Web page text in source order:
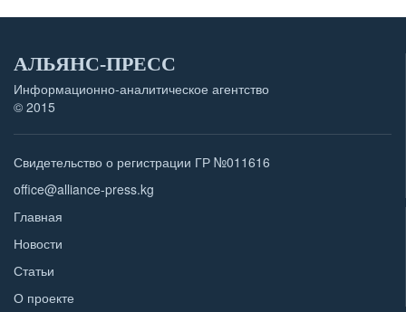
АЛЬЯНС-ПРЕСС
Информационно-аналитическое агентство
© 2015
Свидетельство о регистрации ГР №011616
office@alliance-press.kg
Главная
Новости
Статьи
О проекте